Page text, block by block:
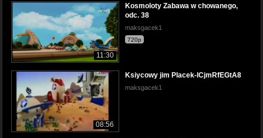
11:30
Kosmoloty Zabawa w chowanego,
odc. 38
maksgacek1
720p
08:56
Ksiycowy jim Placek-lCjmRfEGtA8
maksgacek1